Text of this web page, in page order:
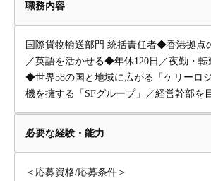
職務内容
国際貨物輸送部門 統括責任者◆香港拠点
／英語を活かせる◆年休120日／夜勤・転
◆世界58の国と地域に広がる「ケリーロ
機を擁する「SFグループ」／経営幹部を
必要な経験・能力
＜応募資格/応募条件＞